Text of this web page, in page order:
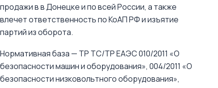
продажи в в Донецке и по всей России, а также
влечет ответственность по КоАП РФ и изъятие
партий из оборота.
Нормативная база — ТР ТС/ТР ЕАЭС 010/2011 «О
безопасности машин и оборудования», 004/2011 «О
безопасности низковольтного оборудования»,